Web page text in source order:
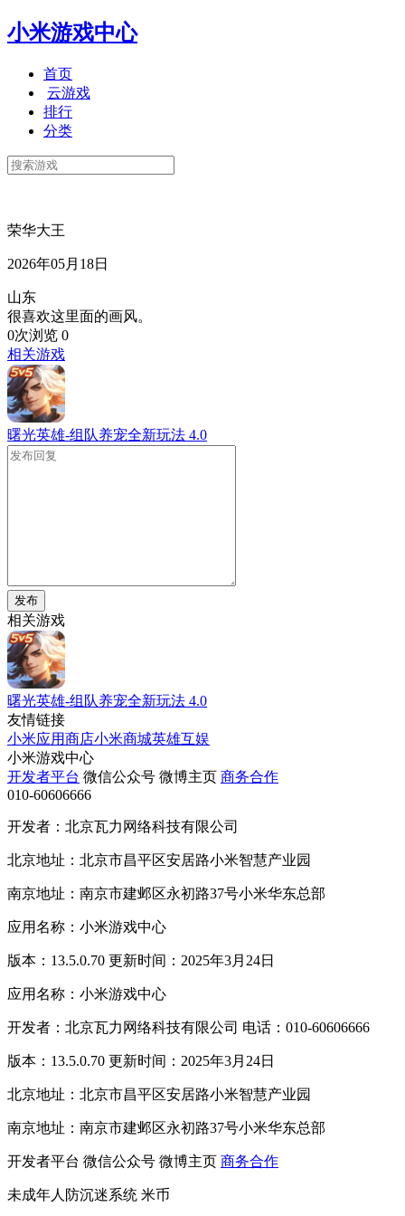
小米游戏中心
首页
云游戏
排行
分类
荣华大王
2026年05月18日
山东
很喜欢这里面的画风。
0次浏览 0
相关游戏
曙光英雄-组队养宠全新玩法 4.0
发布
相关游戏
曙光英雄-组队养宠全新玩法 4.0
友情链接
小米应用商店小米商城英雄互娱
小米游戏中心
开发者平台 微信公众号 微博主页 商务合作
010-60606666
开发者：北京瓦力网络科技有限公司
北京地址：北京市昌平区安居路小米智慧产业园
南京地址：南京市建邺区永初路37号小米华东总部
应用名称：小米游戏中心
版本：13.5.0.70 更新时间：2025年3月24日
应用名称：小米游戏中心
开发者：北京瓦力网络科技有限公司 电话：010-60606666
版本：13.5.0.70 更新时间：2025年3月24日
北京地址：北京市昌平区安居路小米智慧产业园
南京地址：南京市建邺区永初路37号小米华东总部
开发者平台 微信公众号 微博主页 商务合作
未成年人防沉迷系统 米币